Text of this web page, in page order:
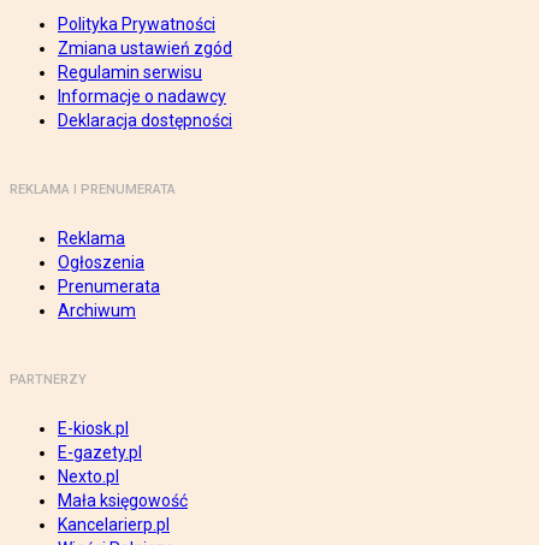
Polityka Prywatności
Zmiana ustawień zgód
Regulamin serwisu
Informacje o nadawcy
Deklaracja dostępności
REKLAMA I PRENUMERATA
Reklama
Ogłoszenia
Prenumerata
Archiwum
PARTNERZY
E-kiosk.pl
E-gazety.pl
Nexto.pl
Mała księgowość
Kancelarierp.pl